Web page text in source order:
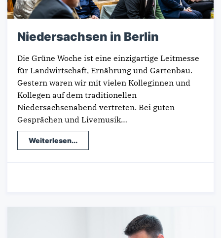
Niedersachsen in Berlin
Die Grüne Woche ist eine einzigartige Leitmesse
für Landwirtschaft, Ernährung und Gartenbau.
Gestern waren wir mit vielen Kolleginnen und
Kollegen auf dem traditionellen
Niedersachsenabend vertreten. Bei guten
Gesprächen und Livemusik…
Weiterlesen...